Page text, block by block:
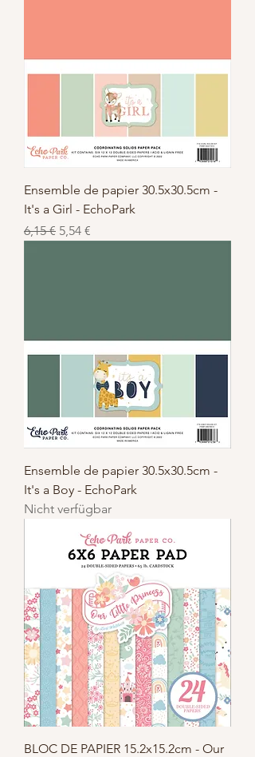
Ensemble de papier 30.5x30.5cm -
It's a Girl - EchoPark
Standardpreis
6,15 € Sale-Preis
5,54 €
Ensemble de papier 30.5x30.5cm -
It's a Boy - EchoPark
Nicht verfügbar
BLOC DE PAPIER 15.2x15.2cm - Our